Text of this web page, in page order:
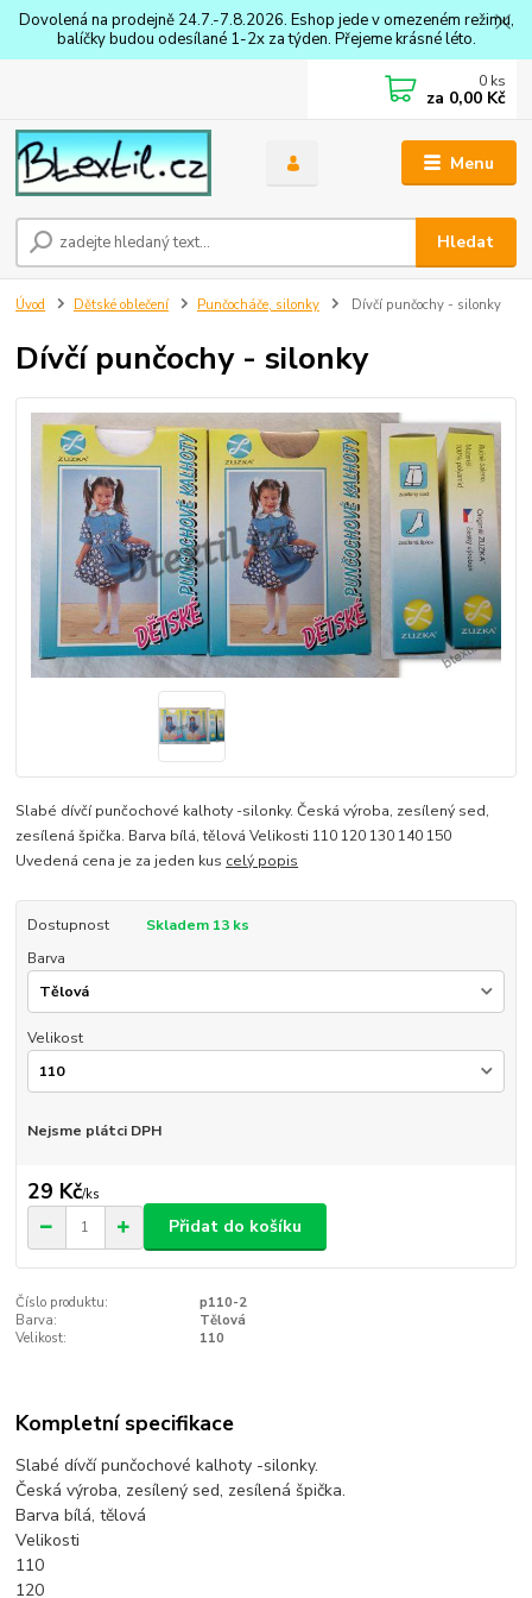
Dovolená na prodejně 24.7.-7.8.2026. Eshop jede v omezeném režimu,
balíčky budou odesílané 1-2x za týden. Přejeme krásné léto.
Menu
Hledat
0 ks
za 0,00 Kč
Úvod Dětské oblečení Punčocháče, silonky Dívčí punčochy - silonky
Dívčí punčochy - silonky
Slabé dívčí punčochové kalhoty -silonky. Česká výroba, zesílený sed,
zesílená špička. Barva bílá, tělová Velikosti 110 120 130 140 150
Uvedená cena je za jeden kus celý popis
Dostupnost
Skladem 13 ks
Barva
Velikost
Nejsme plátci DPH
29 Kč/ks
Přidat do košíku
Číslo produktu:
p110-2
Barva:
Tělová
Velikost:
110
Kompletní specifikace
Slabé dívčí punčochové kalhoty -silonky.
Česká výroba, zesílený sed, zesílená špička.
Barva bílá, tělová
Velikosti
110
120